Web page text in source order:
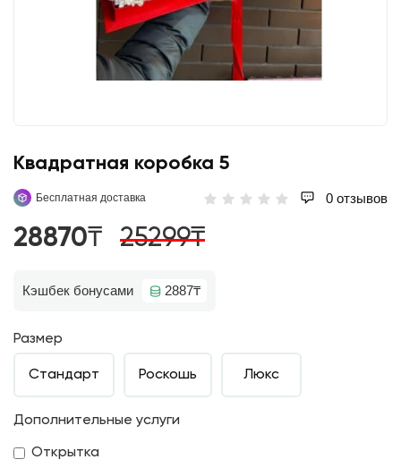
Квадратная коробка 5
Бесплатная доставка 0 отзывов
28870₸ 25299₸
Кэшбек бонусами 2887₸
Размер
Стандарт Роскошь Люкс
Дополнительные услуги
Открытка